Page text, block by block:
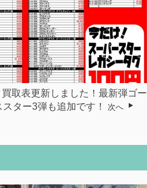
買取表更新しました！最新弾ゴー
スター3弾も追加です！
次へ